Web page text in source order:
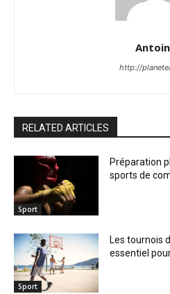
http://
RELATED ARTICLES
Sport
Préparation
sports de
Sport
Les tournois
essentiel